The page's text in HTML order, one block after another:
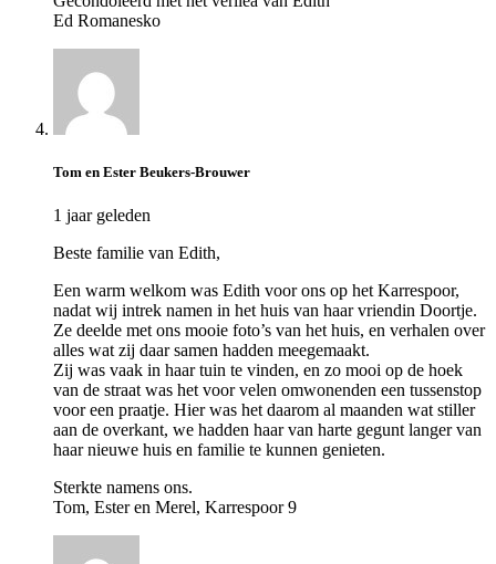
Ed Romanesko
Tom en Ester Beukers-Brouwer
1 jaar geleden
Beste familie van Edith,
Een warm welkom was Edith voor ons op het Karrespoor,
nadat wij intrek namen in het huis van haar vriendin Doortje.
Ze deelde met ons mooie foto’s van het huis, en verhalen over
alles wat zij daar samen hadden meegemaakt.
Zij was vaak in haar tuin te vinden, en zo mooi op de hoek
van de straat was het voor velen omwonenden een tussenstop
voor een praatje. Hier was het daarom al maanden wat stiller
aan de overkant, we hadden haar van harte gegunt langer van
haar nieuwe huis en familie te kunnen genieten.
Sterkte namens ons.
Tom, Ester en Merel, Karrespoor 9